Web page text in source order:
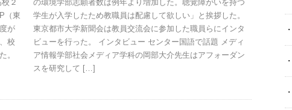
２
（東
が
校
。
の環境学部志願者数は例年より増加した。聴覚障がいを持つ
学生が入学したため教職員は配慮して欲しい」と挨拶した。
東京都市大学新聞会は教員交流会に参加した職員らにインタ
ビューを行った。 インタビュー センター国語で話題 メディ
ア情報学部社会メディア学科の岡部大介先生はアフォーダン
スを研究して […]